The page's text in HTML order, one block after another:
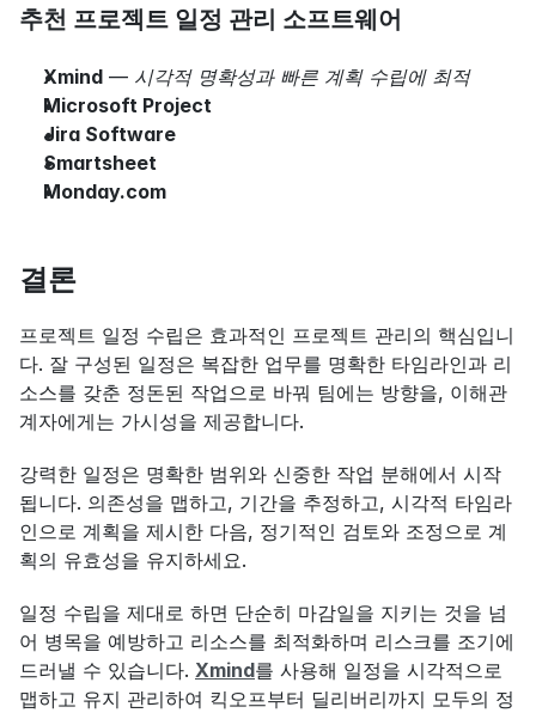
추천 프로젝트 일정 관리 소프트웨어
Xmind — 시각적 명확성과 빠른 계획 수립에 최적
Microsoft Project
Jira Software
Smartsheet
Monday.com
결론
프로젝트 일정 수립은 효과적인 프로젝트 관리의 핵심입니
다. 잘 구성된 일정은 복잡한 업무를 명확한 타임라인과 리
소스를 갖춘 정돈된 작업으로 바꿔 팀에는 방향을, 이해관
계자에게는 가시성을 제공합니다.
강력한 일정은 명확한 범위와 신중한 작업 분해에서 시작
됩니다. 의존성을 맵하고, 기간을 추정하고, 시각적 타임라
인으로 계획을 제시한 다음, 정기적인 검토와 조정으로 계
획의 유효성을 유지하세요.
일정 수립을 제대로 하면 단순히 마감일을 지키는 것을 넘
어 병목을 예방하고 리소스를 최적화하며 리스크를 조기에
드러낼 수 있습니다. Xmind를 사용해 일정을 시각적으로
맵하고 유지 관리하여 킥오프부터 딜리버리까지 모두의 정